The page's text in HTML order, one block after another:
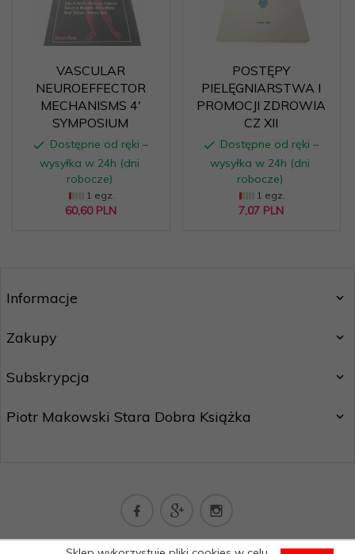
VASCULAR
NEUROEFFECTOR
MECHANISMS 4'
SYMPOSIUM
Dostępne od ręki –
wysyłka w 24h (dni
robocze)
1 egz.
60,60 PLN
POSTĘPY
PIELĘGNIARSTWA I
PROMOCJI ZDROWIA
CZ XII
Dostępne od ręki –
wysyłka w 24h (dni
robocze)
1 egz.
7,07 PLN
Informacje
Zakupy
Subskrypcja
Piotr Makowski Stara Dobra Książka
kontakt@staradobraksiazka.pl